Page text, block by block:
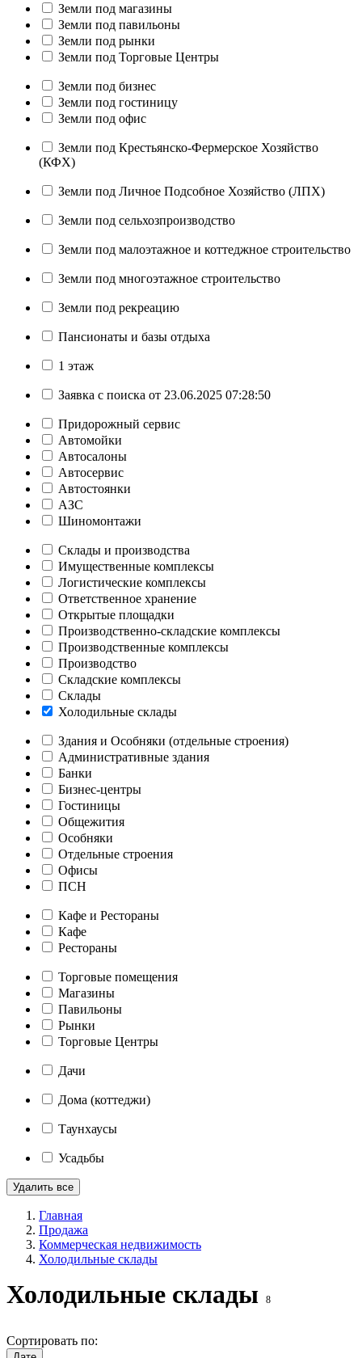
Земли под магазины
Земли под павильоны
Земли под рынки
Земли под Торговые Центры
Земли под бизнес
Земли под гостиницу
Земли под офис
Земли под Крестьянско-Фермерское Хозяйство
(КФХ)
Земли под Личное Подсобное Хозяйство (ЛПХ)
Земли под сельхозпроизводство
Земли под малоэтажное и коттеджное строительство
Земли под многоэтажное строительство
Земли под рекреацию
Пансионаты и базы отдыха
1 этаж
Заявка с поиска от 23.06.2025 07:28:50
Придорожный сервис
Автомойки
Автосалоны
Автосервис
Автостоянки
АЗС
Шиномонтажи
Склады и производства
Имущественные комплексы
Логистические комплексы
Ответственное хранение
Открытые площадки
Производственно-складские комплексы
Производственные комплексы
Производство
Складские комплексы
Склады
Холодильные склады
Здания и Особняки (отдельные строения)
Административные здания
Банки
Бизнес-центры
Гостиницы
Общежития
Особняки
Отдельные строения
Офисы
ПСН
Кафе и Рестораны
Кафе
Рестораны
Торговые помещения
Магазины
Павильоны
Рынки
Торговые Центры
Дачи
Дома (коттеджи)
Таунхаусы
Усадьбы
Удалить все
Главная
Продажа
Коммерческая недвижимость
Холодильные склады
Холодильные склады 8
Сортировать по: